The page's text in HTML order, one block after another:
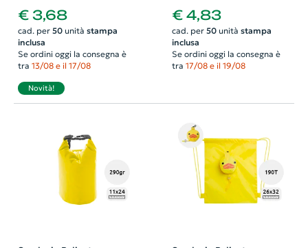
34x42cm
€ 3,68
cad. per 50unità stampa
inclusa
Se ordini oggi la consegna è
tra 13/08 e il 17/08
Novità!
da 290gr diametro 18cm
per altezza 36cm
€ 4,83
cad. per 50unità stampa
inclusa
Se ordini oggi la consegna è
tra 17/08 e il 19/08